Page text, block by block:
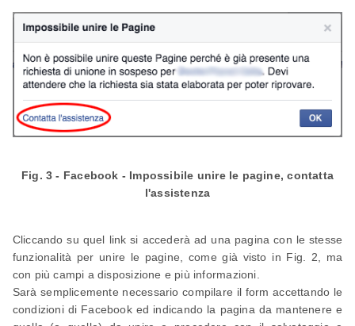
Fig. 3 - Facebook - Impossibile unire le pagine, contatta
l'assistenza
Cliccando su quel link si accederà ad una pagina con le stesse
funzionalità per unire le pagine, come già visto in Fig. 2, ma
con più campi a disposizione e più informazioni.
Sarà semplicemente necessario compilare il form accettando le
condizioni di Facebook ed indicando la pagina da mantenere e